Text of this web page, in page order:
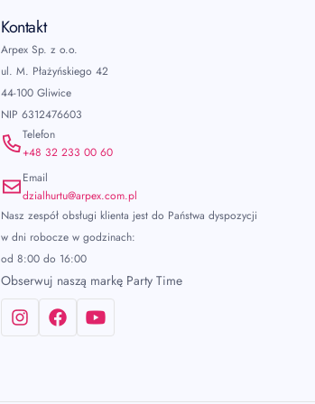
Kontakt
Arpex Sp. z o.o.
ul. M. Płażyńskiego 42
44-100 Gliwice
NIP 6312476603
Telefon
+48 32 233 00 60
Email
dzialhurtu@arpex.com.pl
Nasz zespół obsługi klienta jest do Państwa dyspozycji
w dni robocze w godzinach:
od 8:00 do 16:00
Obserwuj naszą markę Party Time